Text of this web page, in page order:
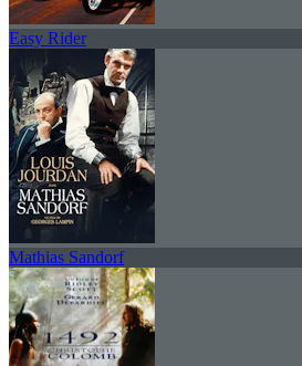
Easy Rider
Mathias Sandorf